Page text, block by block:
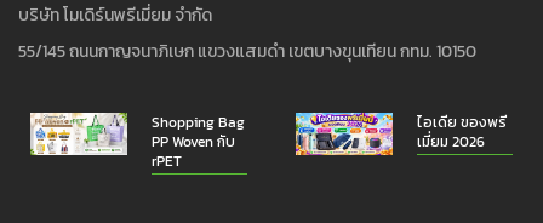
บริษัท โมเดิร์นพรีเมี่ยม จำกัด
55/145 ถนนกาญจนาภิเษก แขวงแสมดำ เขตบางขุนเทียน กทม. 10150
Shopping Bag
PP Woven กับ
rPET
ไอเดีย ของพรี
เมี่ยม 2026